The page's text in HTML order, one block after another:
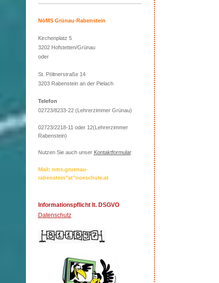
NöMS Grünau-Rabenstein
Kirchenplatz 5
3202 Hofstetten/Grünau
oder
St. Pöltnerstraße 14
3203 Rabenstein an der Pielach
Telefon
02723/8233-22 (Lehrerzimmer Grünau)
02723/2218-11 oder 12(Lehrerzimmer
Rabenstein)
Nutzen Sie auch unser Kontaktformular.
Mail: nms.gruenau-
rabenstein"at"noeschule.at
Informationspflicht lt. DSGVO
Datenschutz